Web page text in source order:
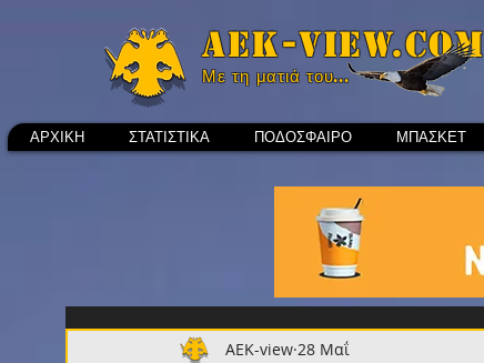
Aek-view.com
Με τη ματιά του...
ΑΡΧΙΚΗ ΣΤΑΤΙΣΤΙΚΑ ΠΟΔΟΣΦΑΙΡΟ ΜΠΑΣΚΕΤ
AEK-view 28 Μαΐ